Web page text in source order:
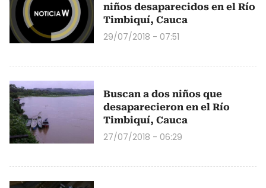
niños desaparecidos en el Río
Timbiquí, Cauca
29/07/2018 - 07:51
Buscan a dos niños que
desaparecieron en el Río
Timbiquí, Cauca
27/07/2018 - 06:29